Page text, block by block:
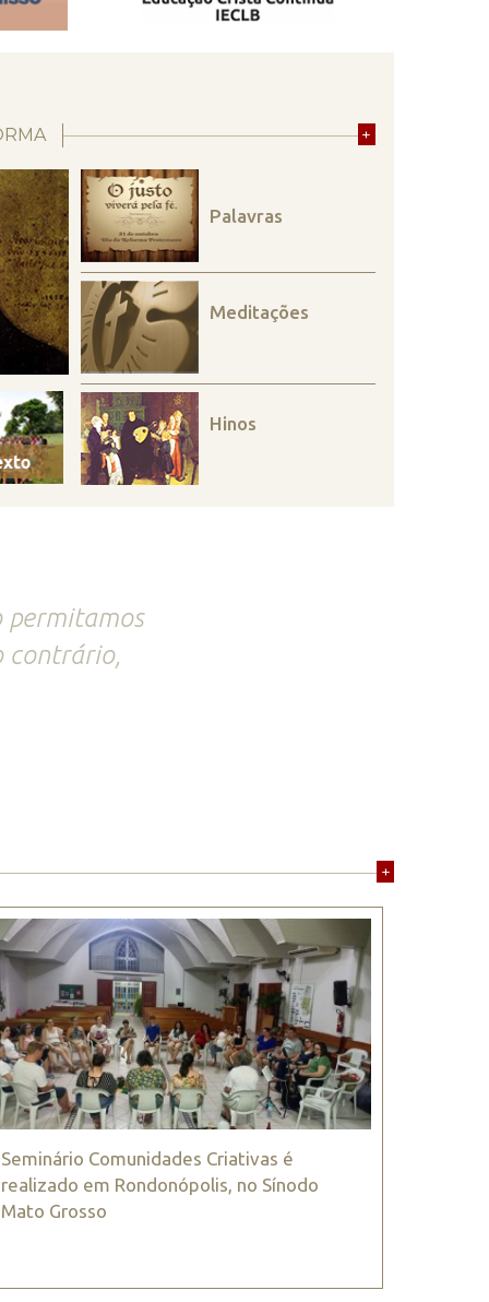
+
Palavras
Meditações
Hinos
permitamos
contrário,
+
Seminário Comunidades Criativas é
realizado em Rondonópolis, no Sínodo
Mato Grosso